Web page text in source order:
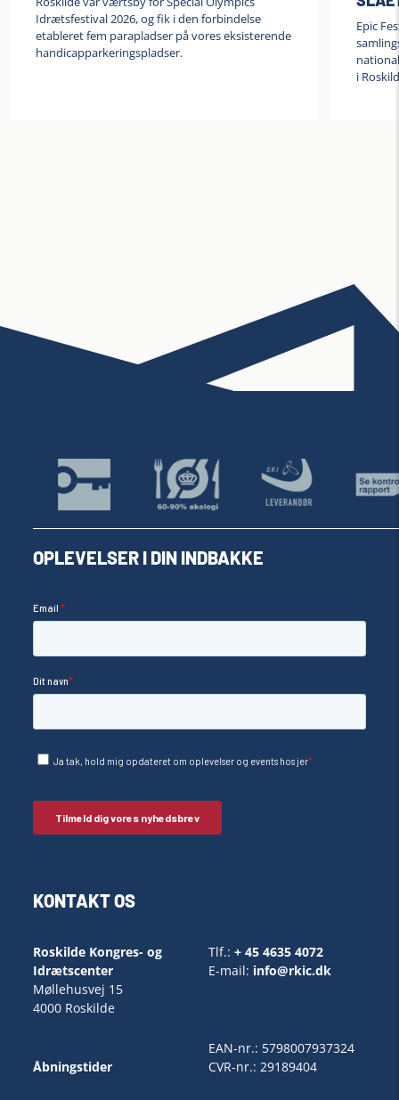
Idrætsfestival 2026, og fik i den forbindelse
etableret fem parapladser på vores eksisterende
handicapparkeringspladser.
Epic
i
KONTAKT OS
Roskilde Kongres- og
Idrætscenter
Møllehusvej 15
4000 Roskilde
Tlf.: + 45 4635 4072
E-mail: info@rkic.dk
Åbningstider
EAN-nr.: 5798007937324
CVR-nr.: 29189404
OPLEVELSER I DIN INDBAKKE